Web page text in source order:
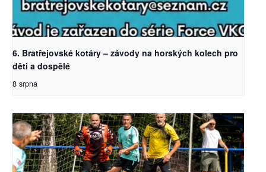
6. Bratřejovské kotáry – závody na horských kolech pro
děti a dospělé
8 srpna